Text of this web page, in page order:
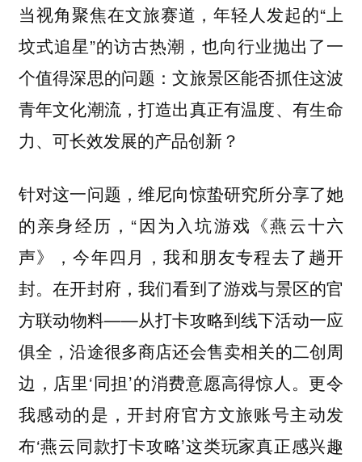
当视角聚焦在文旅赛道，年轻人发起的“上
坟式追星”的访古热潮，也向行业抛出了一
个值得深思的问题：文旅景区能否抓住这波
青年文化潮流，打造出真正有温度、有生命
力、可长效发展的产品创新？
针对这一问题，维尼向惊蛰研究所分享了她
的亲身经历，“因为入坑游戏《燕云十六
声》，今年四月，我和朋友专程去了趟开
封。在开封府，我们看到了游戏与景区的官
方联动物料——从打卡攻略到线下活动一应
俱全，沿途很多商店还会售卖相关的二创周
边，店里‘同担’的消费意愿高得惊人。更令
我感动的是，开封府官方文旅账号主动发
布‘燕云同款打卡攻略’这类玩家真正感兴趣